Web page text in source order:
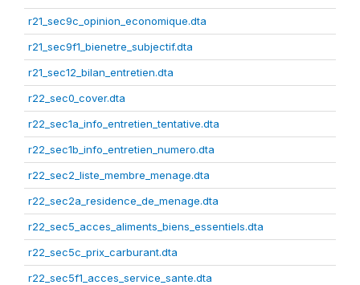
r21_sec9c_opinion_economique.dta
r21_sec9f1_bienetre_subjectif.dta
r21_sec12_bilan_entretien.dta
r22_sec0_cover.dta
r22_sec1a_info_entretien_tentative.dta
r22_sec1b_info_entretien_numero.dta
r22_sec2_liste_membre_menage.dta
r22_sec2a_residence_de_menage.dta
r22_sec5_acces_aliments_biens_essentiels.dta
r22_sec5c_prix_carburant.dta
r22_sec5f1_acces_service_sante.dta